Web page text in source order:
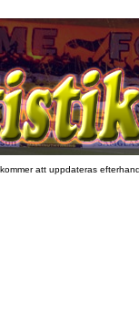
att uppdateras